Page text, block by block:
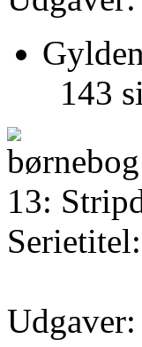
143
13:
Udgaver: